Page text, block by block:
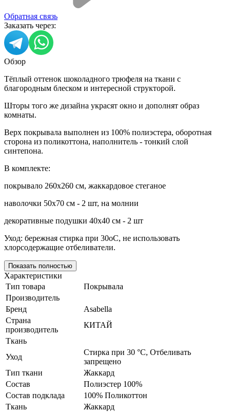
Обратная связь
Заказать через:
Обзор
Тёплый оттенок шоколадного трюфеля на ткани с
благородным блеском и интересной структорой.
Шторы того же дизайна украсят окно и дополнят образ
комнаты.
Верх покрывала выполнен из 100% полиэстера, оборотная
сторона из поликоттона, наполнитель - тонкий слой
синтепона.
В комплекте:
покрывало 260х260 см, жаккардовое стеганое
наволочки 50х70 см - 2 шт, на молнии
декоративные подушки 40х40 см - 2 шт
Уход: бережная стирка при 30оС, не использовать
хлорсодержащие отбеливатели.
Показать полностью
Характеристики
Тип товара
Покрывала
Производитель
Бренд
Asabella
Страна
производитель
КИТАЙ
Ткань
Уход
Стирка при 30 °С, Отбеливать
запрещено
Тип ткани
Жаккард
Состав
Полиэстер 100%
Состав подклада
100% Поликоттон
Ткань
Жаккард